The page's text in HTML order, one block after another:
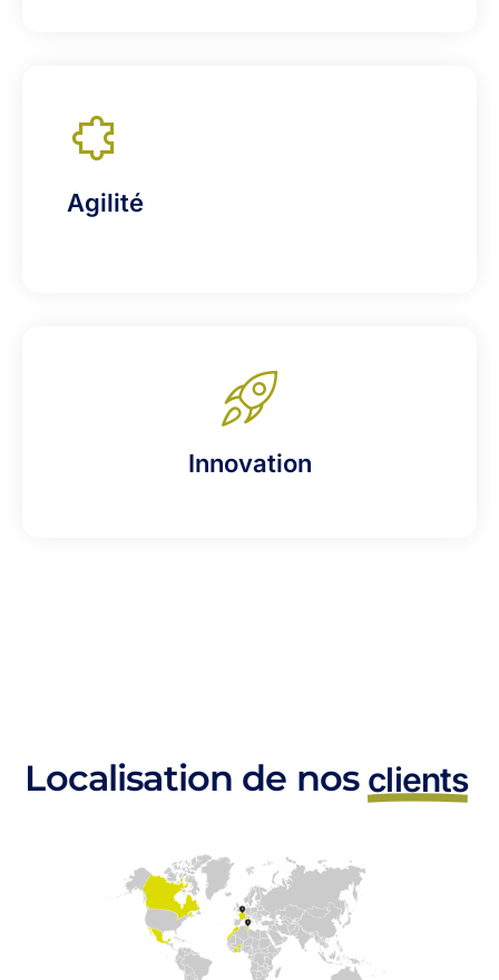
Agilité
Innovation
Localisation de nos clients